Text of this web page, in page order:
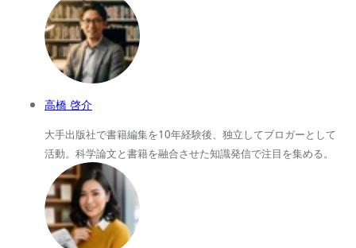
高橋 啓介
大手出版社で書籍編集を10年経験後、独立してブロガーとして
活動。科学論文と書籍を融合させた知識発信で注目を集める。